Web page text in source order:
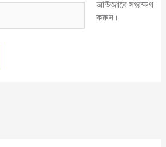
ব্রাউজারে সংরক্ষণ
করুন।